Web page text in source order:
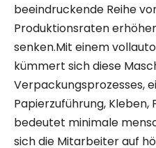
beeindruckende Reihe
Produktionsraten
senken.Mit einem
kümmert sich diese
Verpackungsprozesses,
Papierzuführung, Kleben,
bedeutet minimale
sich die Mitarbeiter auf